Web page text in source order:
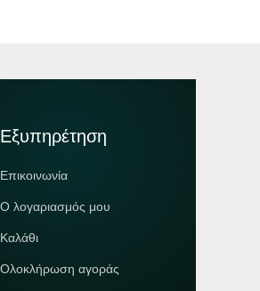
Εξυπηρέτηση
Επικοινωνία
Ο λογαριασμός μου
Καλάθι
Ολοκλήρωση αγοράς